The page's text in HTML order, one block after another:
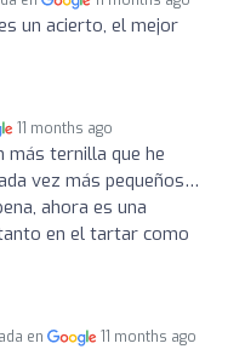
un acierto, el mejor
11 months ago
más ternilla que he
vez más pequeños…
ahora es una
en el tartar como
en 11 months ago